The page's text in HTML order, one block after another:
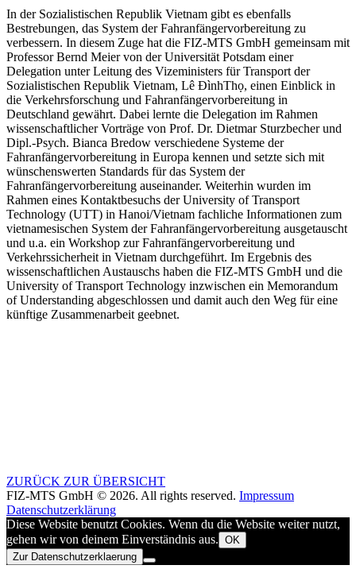
In der Sozialistischen Republik Vietnam gibt es ebenfalls
Bestrebungen, das System der Fahranfängervorbereitung zu
verbessern. In diesem Zuge hat die FIZ-MTS GmbH gemeinsam mit
Professor Bernd Meier von der Universität Potsdam einer
Delegation unter Leitung des Vizeministers für Transport der
Sozialistischen Republik Vietnam, Lê ĐìnhThọ, einen Einblick in
die Verkehrsforschung und Fahranfängervorbereitung in
Deutschland gewährt. Dabei lernte die Delegation im Rahmen
wissenschaftlicher Vorträge von Prof. Dr. Dietmar Sturzbecher und
Dipl.-Psych. Bianca Bredow verschiedene Systeme der
Fahranfängervorbereitung in Europa kennen und setzte sich mit
wünschenswerten Standards für das System der
Fahranfängervorbereitung auseinander. Weiterhin wurden im
Rahmen eines Kontaktbesuchs der University of Transport
Technology (UTT) in Hanoi/Vietnam fachliche Informationen zum
vietnamesischen System der Fahranfängervorbereitung ausgetauscht
und u.a. ein Workshop zur Fahranfängervorbereitung und
Verkehrssicherheit in Vietnam durchgeführt. Im Ergebnis des
wissenschaftlichen Austauschs haben die FIZ-MTS GmbH und die
University of Transport Technology inzwischen ein Memorandum
of Understanding abgeschlossen und damit auch den Weg für eine
künftige Zusammenarbeit geebnet.
ZURÜCK ZUR ÜBERSICHT
FIZ-MTS GmbH © 2026. All rights reserved. Impressum
Datenschutzerklärung
Diese Website benutzt Cookies. Wenn du die Website weiter nutzt,
gehen wir von deinem Einverständnis aus. OK
Zur Datenschutzerklaerung